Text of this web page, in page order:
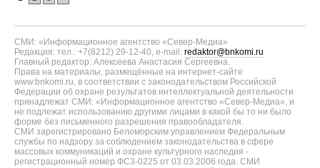
СМИ: «Информационное агентство «Север-Медиа»
Редакция: тел.: +7(8212) 29-12-40, e-mail: redaktor@bnkomi.ru
Главный редактор: Алексеева Анастасия Сергеевна.
Права на материалы, размещённые на интернет-сайте
www.bnkomi.ru, в соответствии с законодательством Российской
Федерации об охране результатов интеллектуальной деятельности
принадлежат СМИ: «Информационное агентство «Север-Медиа», и
не подлежат использованию другими лицами в какой бы то ни было
форме без письменного разрешения правообладателя.
СМИ зарегистрировано Беломорским управлением Федеральным
службы по надзору за соблюдением законодательства в сфере
массовых коммуникаций и охране культурного наследия -
регистрационный номер ФС3-0225 от 03.03.2006 года. СМИ